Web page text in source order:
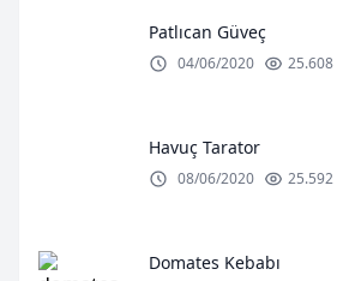
Patlıcan Güveç
04/06/2020 25.608
Havuç Tarator
08/06/2020 25.592
Domates Kebabı